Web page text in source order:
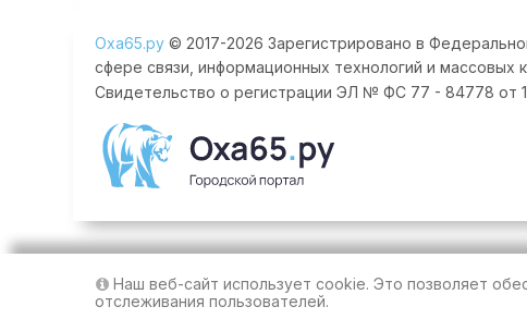
Оха65.ру © 2017-2026 Зарегистрировано в
сфере связи, информационных технологий и массовых
Свидетельство о регистрации ЭЛ № ФС 77 - 84778 от 1
Наш веб-сайт использует cookie. Это позволяет
отслеживания пользователей.